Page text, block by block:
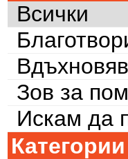
Всички
Зов за
Искам да
Категории